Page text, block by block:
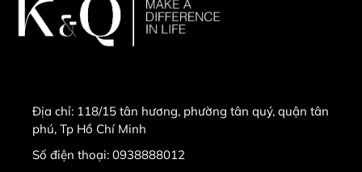
Địa chỉ: 118/15 tân hương, phường tân quý, quận tân
phú, Tp Hồ Chí Minh
Số điện thoại: 0938888012